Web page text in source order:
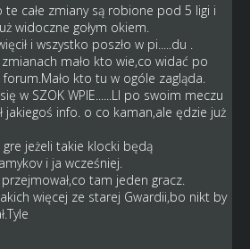
całe zmiany są robione pod 5 ligi i
widoczne gołym okiem.
i wszystko poszło w pi.....du .
mało kto wie,co widać po
kto tu w ogóle zagląda.
w SZOK WPIE......LI po swoim meczu
jakiegoś info. o co kaman,ale ędzie już
jeżeli takie klocki będą
i ja wcześniej.
tam jeden gracz.
więcej ze starej Gwardii,bo nikt by